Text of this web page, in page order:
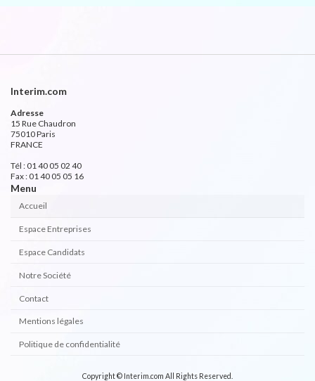
Interim.com
Adresse
15 Rue Chaudron
75010 Paris
FRANCE
Tél : 01 40 05 02 40
Fax : 01 40 05 05 16
Menu
Accueil
Espace Entreprises
Espace Candidats
Notre Société
Contact
Mentions légales
Politique de confidentialité
Copyright © Interim.com All Rights Reserved.